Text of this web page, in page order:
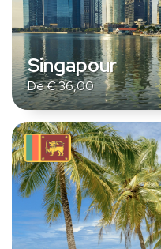
Singapour
De€36,00